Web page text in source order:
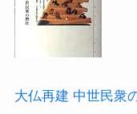
ローマ帝国の興
大仏再建 中世民衆